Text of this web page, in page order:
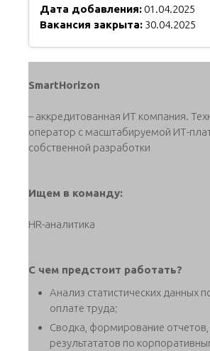
Дата добавления: 01.04.2025
Вакансия закрыта: 30.04.2025
SmartHorizon
– аккредитованная ИТ компания.
оператор с масштабируемой ИТ-
собственной разработки
Ищем в команду:
HR-аналитика
С чем предстоит работать?
Анализ статистических данных
оплате труда;
Сводка, формирование отчетов,
результататов по